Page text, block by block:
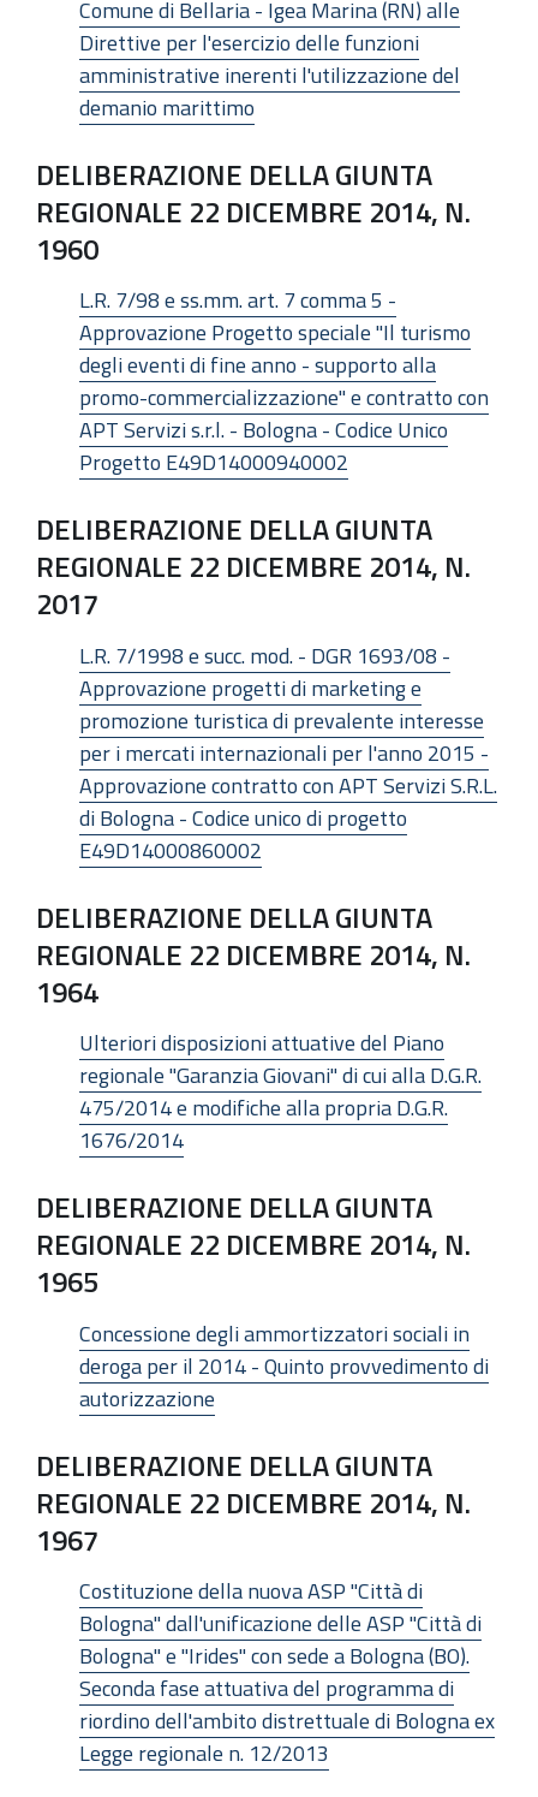
Comune di Bellaria - Igea Marina (RN) alle
Direttive per l'esercizio delle funzioni
amministrative inerenti l'utilizzazione del
demanio marittimo
DELIBERAZIONE DELLA GIUNTA
REGIONALE 22 DICEMBRE 2014, N.
1960
L.R. 7/98 e ss.mm. art. 7 comma 5 -
Approvazione Progetto speciale "Il turismo
degli eventi di fine anno - supporto alla
promo-commercializzazione" e contratto con
APT Servizi s.r.l. - Bologna - Codice Unico
Progetto E49D14000940002
DELIBERAZIONE DELLA GIUNTA
REGIONALE 22 DICEMBRE 2014, N.
2017
L.R. 7/1998 e succ. mod. - DGR 1693/08 -
Approvazione progetti di marketing e
promozione turistica di prevalente interesse
per i mercati internazionali per l'anno 2015 -
Approvazione contratto con APT Servizi S.R.L.
di Bologna - Codice unico di progetto
E49D14000860002
DELIBERAZIONE DELLA GIUNTA
REGIONALE 22 DICEMBRE 2014, N.
1964
Ulteriori disposizioni attuative del Piano
regionale "Garanzia Giovani" di cui alla D.G.R.
475/2014 e modifiche alla propria D.G.R.
1676/2014
DELIBERAZIONE DELLA GIUNTA
REGIONALE 22 DICEMBRE 2014, N.
1965
Concessione degli ammortizzatori sociali in
deroga per il 2014 - Quinto provvedimento di
autorizzazione
DELIBERAZIONE DELLA GIUNTA
REGIONALE 22 DICEMBRE 2014, N.
1967
Costituzione della nuova ASP "Città di
Bologna" dall'unificazione delle ASP "Città di
Bologna" e "Irides" con sede a Bologna (BO).
Seconda fase attuativa del programma di
riordino dell'ambito distrettuale di Bologna ex
Legge regionale n. 12/2013